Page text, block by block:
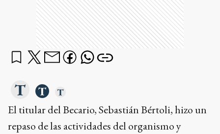
El titular del Becario, Sebastián Bértoli, hizo un
repaso de las actividades del organismo y